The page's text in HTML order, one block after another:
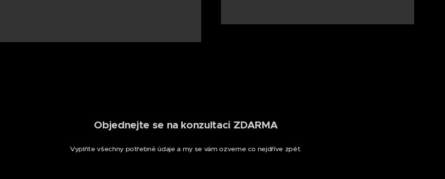
Objednejte se na konzultaci ZDARMA
Vyplňte všechny potřebné údaje a my se vám ozveme co nejdříve zpět.